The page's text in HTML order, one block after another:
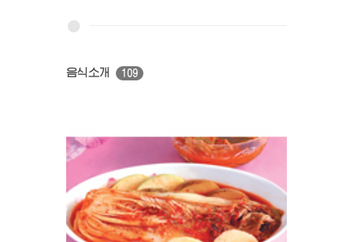
음식소개 109